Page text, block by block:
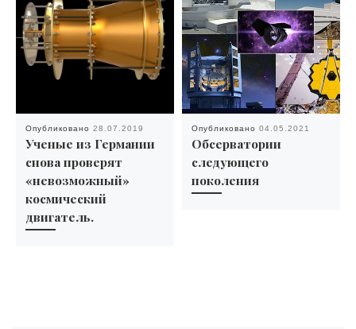
Опубликовано 28.07.2019
Ученые из Германии
снова проверят
«невозможный»
космический
двигатель.
Опубликовано 04.05.2021
Обсерватории
следующего
поколения